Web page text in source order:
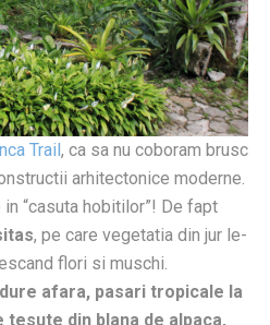
Trail, ca sa nu coboram brusc
arhitectonice moderne.
“casuta hobitilor”! De fapt
, pe care vegetatia din jur le-
flori si muschi.
afara, pasari tropicale la
din blana de alpaca,